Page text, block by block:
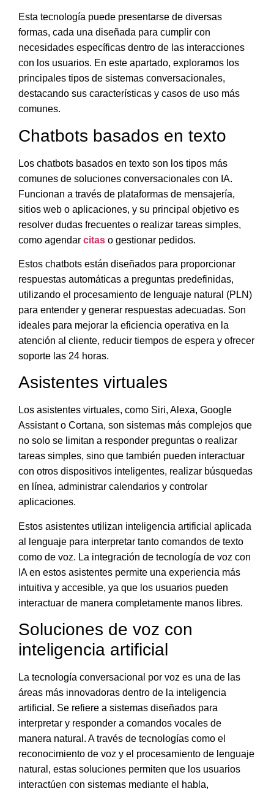
Esta tecnología puede presentarse de diversas
formas, cada una diseñada para cumplir con
necesidades específicas dentro de las interacciones
con los usuarios. En este apartado, exploramos los
principales tipos de sistemas conversacionales,
destacando sus características y casos de uso más
comunes.
Chatbots basados en texto
Los chatbots basados en texto son los tipos más
comunes de soluciones conversacionales con IA.
Funcionan a través de plataformas de mensajería,
sitios web o aplicaciones, y su principal objetivo es
resolver dudas frecuentes o realizar tareas simples,
como agendar citas o gestionar pedidos.
Estos chatbots están diseñados para proporcionar
respuestas automáticas a preguntas predefinidas,
utilizando el procesamiento de lenguaje natural (PLN)
para entender y generar respuestas adecuadas. Son
ideales para mejorar la eficiencia operativa en la
atención al cliente, reducir tiempos de espera y ofrecer
soporte las 24 horas.
Asistentes virtuales
Los asistentes virtuales, como Siri, Alexa, Google
Assistant o Cortana, son sistemas más complejos que
no solo se limitan a responder preguntas o realizar
tareas simples, sino que también pueden interactuar
con otros dispositivos inteligentes, realizar búsquedas
en línea, administrar calendarios y controlar
aplicaciones.
Estos asistentes utilizan inteligencia artificial aplicada
al lenguaje para interpretar tanto comandos de texto
como de voz. La integración de tecnología de voz con
IA en estos asistentes permite una experiencia más
intuitiva y accesible, ya que los usuarios pueden
interactuar de manera completamente manos libres.
Soluciones de voz con
inteligencia artificial
La tecnología conversacional por voz es una de las
áreas más innovadoras dentro de la inteligencia
artificial . Se refiere a sistemas diseñados para
interpretar y responder a comandos vocales de
manera natural. A través de tecnologías como el
reconocimiento de voz y el procesamiento de lenguaje
natural, estas soluciones permiten que los usuarios
interactúen con sistemas mediante el habla,